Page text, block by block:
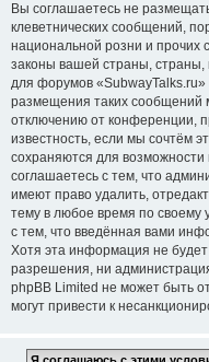
Вы соглашаетесь не
клеветнических сообщений,
национальной розни и прочих
законы вашей страны, страны,
для форумов
размещения таких сообщений
отключению от конференции,
известность, если мы сочтём
сохраняются для
соглашаетесь с тем, что
имеют право удалить,
тему в любое время по своему
с тем, что введённая вами
Хотя эта информация не
разрешения, ни
phpBB Limited не может быть
могут привести к